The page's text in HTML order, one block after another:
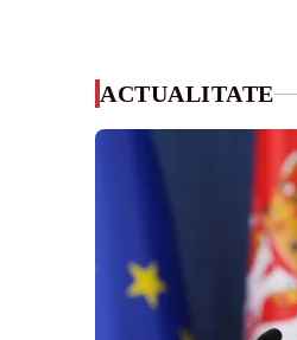
ACTUALITATE